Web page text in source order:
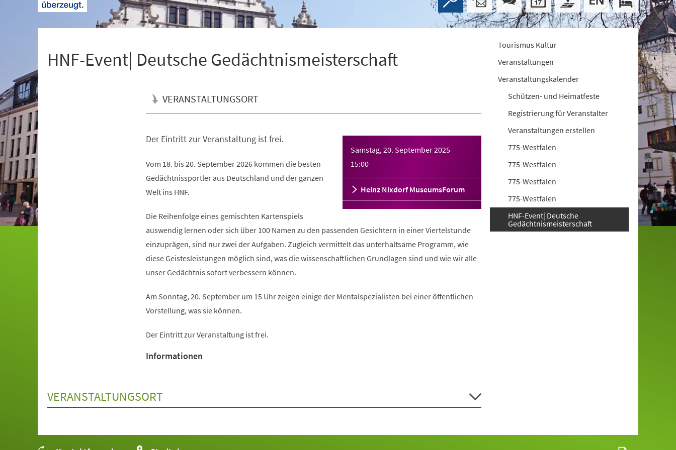
HNF-Event| Deutsche Gedächtnismeisterschaft
VERANSTALTUNGSORT
Samstag, 20. September 2025
15:00
Heinz Nixdorf MuseumsForum
Der Eintritt zur Veranstaltung ist frei.
Vom 18. bis 20. September 2026 kommen die besten
Gedächtnissportler aus Deutschland und der ganzen
Welt ins HNF.
Die Reihenfolge eines gemischten Kartenspiels
auswendig lernen oder sich über 100 Namen zu den passenden Gesichtern in einer Viertelstunde
einzuprägen, sind nur zwei der Aufgaben. Zugleich vermittelt das unterhaltsame Programm, wie
diese Geistesleistungen möglich sind, was die wissenschaftlichen Grundlagen sind und wie wir alle
unser Gedächtnis sofort verbessern können.
Am Sonntag, 20. September um 15 Uhr zeigen einige der Mentalspezialisten bei einer öffentlichen
Vorstellung, was sie können.
Der Eintritt zur Veranstaltung ist frei.
Informationen
VERANSTALTUNGSORT
Tourismus Kultur
Veranstaltungen
Veranstaltungskalender
Schützen- und Heimatfeste
Registrierung für Veranstalter
Veranstaltungen erstellen
775-Westfalen
775-Westfalen
775-Westfalen
775-Westfalen
HNF-Event| Deutsche
Gedächtnismeisterschaft